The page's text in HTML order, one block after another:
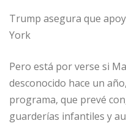
Trump asegura que
York
Pero está por verse si
desconocido hace un
programa, que prevé
guarderías infantiles y